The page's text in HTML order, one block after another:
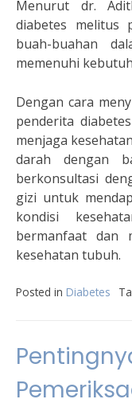
Menurut dr.
diabetes melitus
buah-buahan
memenuhi
Dengan cara
penderita
menjaga
darah dengan
berkonsultasi
gizi untuk
kondisi
bermanfaat dan
kesehatan tubuh.
Posted in Diabetes